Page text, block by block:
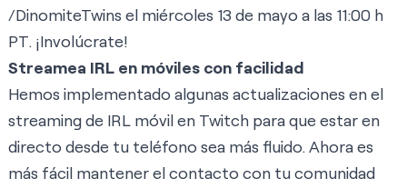
/DinomiteTwins el miércoles 13 de mayo a las 11:00 h
PT. ¡Involúcrate!
Streamea IRL en móviles con facilidad
Hemos implementado algunas actualizaciones en el
streaming de IRL móvil en Twitch para que estar en
directo desde tu teléfono sea más fluido. Ahora es
más fácil mantener el contacto con tu comunidad